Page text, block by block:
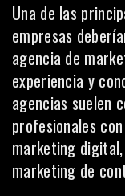
Una de las
empresas
agencia de
experiencia y
agencias suelen
profesionales
marketing digital,
marketing de